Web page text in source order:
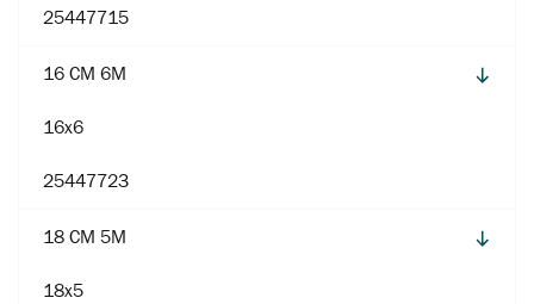
25447715
16 CM 6M
16x6
25447723
18 CM 5M
18x5